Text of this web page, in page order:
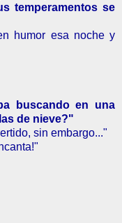
temperamentos se
humor esa noche y
buscando en una
de nieve?"
sin embargo..."